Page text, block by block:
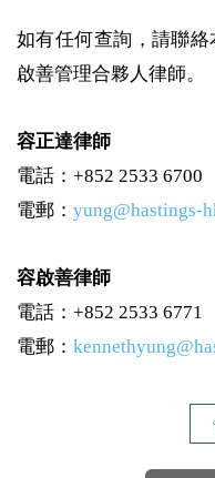
如有任何查詢，請聯
啟善管理合夥人律師。
容正達律師
電話：+852 2533 6700
電郵： yung@hastings-
容啟善律師
電話：+852 2533 6771
電郵：